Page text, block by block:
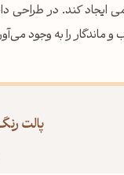
کند. در طراحی
ماندگار را به وجود
پالت